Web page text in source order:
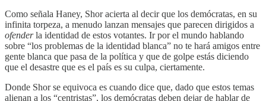
Como señala Haney, Shor acierta al decir que los demócratas, en su
infinita torpeza, a menudo lanzan mensajes que parecen dirigidos a
ofenderla identidad de estos votantes. Ir por el mundo hablando
sobre “los problemas de la identidad blanca” no te hará amigos entre
gente blanca que pasa de la política y que de golpe estás diciendo
que el desastre que es el país es su culpa, ciertamente.
Donde Shor se equivoca es cuando dice que, dado que estos temas
alienan a los “centristas”, los demócratas deben dejar de hablar de